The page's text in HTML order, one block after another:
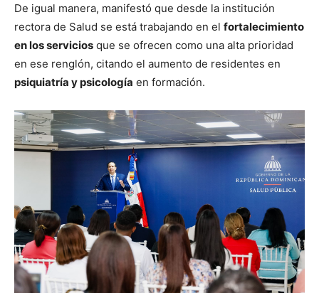
De igual manera, manifestó que desde la institución
rectora de Salud se está trabajando en el fortalecimiento
en los servicios que se ofrecen como una alta prioridad
en ese renglón, citando el aumento de residentes en
psiquiatría y psicología en formación.